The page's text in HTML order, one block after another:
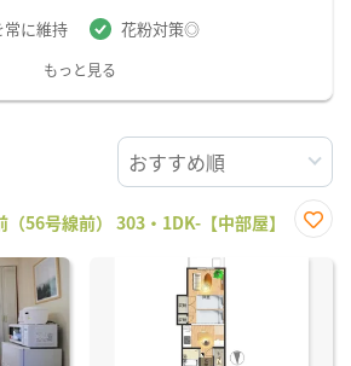
に維持 花粉対策◎
もっと見る
56号線前） 303・1DK-【中部屋】
に入